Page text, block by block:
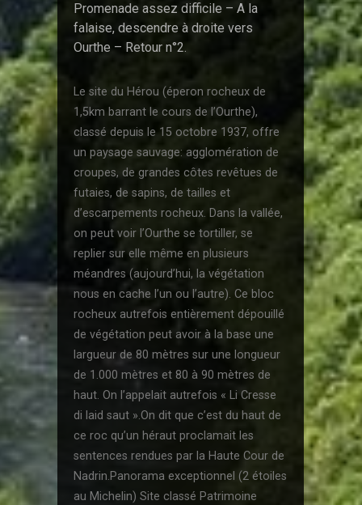
Promenade assez difficile – A la
falaise, descendre à droite vers
Ourthe – Retour n°2.
Le site du Hérou (éperon rocheux de
1,5km barrant le cours de l’Ourthe),
classé depuis le 15 octobre 1937, offre
un paysage sauvage: agglomération de
croupes, de grandes côtes revêtues de
futaies, de sapins, de tailles et
d’escarpements rocheux. Dans la vallée,
on peut voir l’Ourthe se tortiller, se
replier sur elle même en plusieurs
méandres (aujourd’hui, la végétation
nous en cache l’un ou l’autre). Ce bloc
rocheux autrefois entièrement dépouillé
de végétation peut avoir à la base une
largueur de 80 mètres sur une longueur
de 1.000 mètres et 80 à 90 mètres de
haut. On l’appelait autrefois « Li Cresse
di laid saut ».On dit que c’est du haut de
ce roc qu’un héraut proclamait les
sentences rendues par la Haute Cour de
Nadrin.Panorama exceptionnel (2 étoiles
au Michelin) Site classé Patrimoine